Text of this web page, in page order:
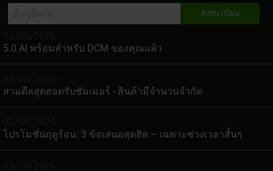
5.0 AI พร้อมสำหรับ DCM ของคุณแล้ว
สามดีลสุดฮอตรับซัมเมอร์ - สินค้ามีจำนวนจำกัด
โปรโมชั่นฤดูร้อน: 3 ข้อเสนอสุดฮิต – เฉพาะช่วงเวลาสั้นๆ